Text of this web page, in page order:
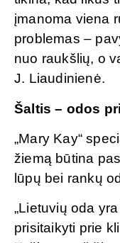
įmanoma viena
problemas –
nuo raukšlių, o
J. Liaudinienė.
Šaltis – odos
„Mary Kay“
žiemą būtina
lūpų bei rankų
„Lietuvių oda
prisitaikyti prie